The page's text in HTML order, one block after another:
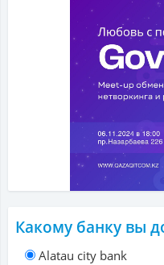
Какому банку вы
Alatau city bank